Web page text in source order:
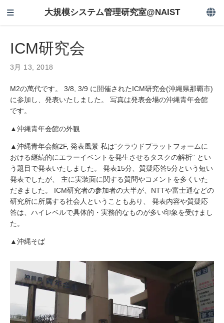
大規模システム管理研究室@NAIST
ICM研究会
3月 13, 2018
M2の萬代です。 3/8, 3/9 に開催されたICM研究会(沖縄県那覇市)
に参加し、発表いたしました。 写真は発表会場の沖縄青年会館
です。
▲沖縄青年会館の外観
▲沖縄青年会館2F, 発表風景 私は“クラウドプラットフォームに
おける継続的にエラーイベントを発生させるタスクの解析’’ とい
う題目で発表いたしました。 発表15分、質疑応答5分という短い
発表でしたが、 主に実装面に関する質問やコメントを多くいた
だきました。 ICM研究者の参加者の大半が、NTTや富士通などの
研究所に所属する社会人ということもあり、 発表内容や質疑応
答は、ハイレベルで具体的・実務的なものが多い印象を受けまし
た。
▲沖縄そば